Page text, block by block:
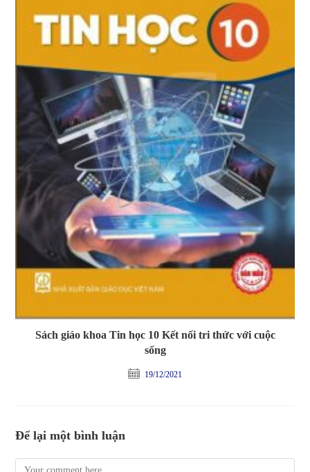
Sách giáo khoa Tin học 10 Kết nối tri thức với cuộc
sống
19/12/2021
Để lại một bình luận
Comment